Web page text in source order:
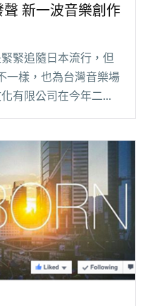
新一波音樂創作
緊追隨日本流行，但
一樣，也為台灣音樂場
有限公司在今年二月
「心華」出身自與知
人虛擬偶像正式發聲
華」報到！"